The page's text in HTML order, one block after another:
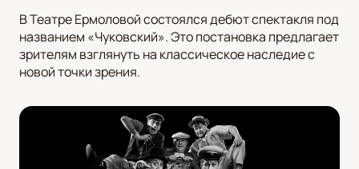
В Театре Ермоловой состоялся дебют спектакля под
названием «Чуковский». Это постановка предлагает
зрителям взглянуть на классическое наследие с
новой точки зрения.